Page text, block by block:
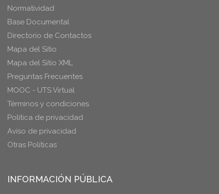
Normatividad
Base Documental
Directorio de Contactos
Mapa del Sitio
Mapa del Sitio XML
Preguntas Frecuentes
MOOC - UTS Virtual
Términos y condiciones
Política de privacidad
Aviso de privacidad
Otras Políticas
INFORMACIÓN PÚBLICA